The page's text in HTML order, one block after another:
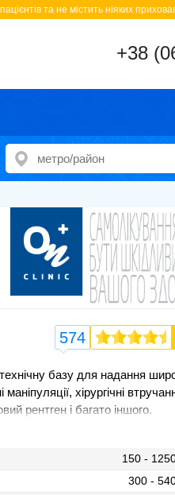
та не містить ніяких
+38
базу для надання
хірургічні
рентген і багато іншого.
районах міста
пошуки потрібного закладу.
клініки або
150 -
300 -
574